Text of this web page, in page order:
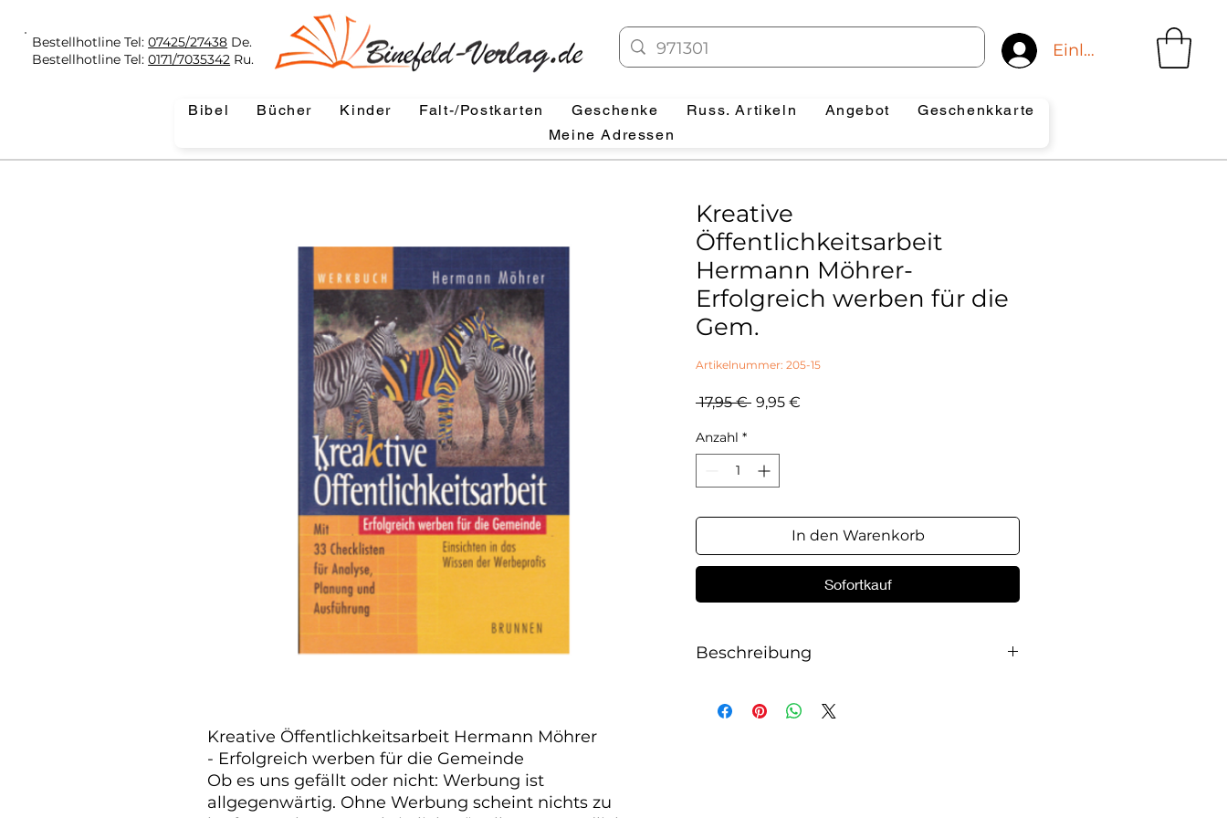
Bestellhotline Tel:07425/27438 De.
Bestellhotline Tel:0171/7035342 Ru. Einloggen
Bibel Bücher Kinder Falt-/Postkarten Geschenke Russ. Artikeln Angebot
Geschenkkarte
Meine Adressen
Kreative Öffentlichkeitsarbeit Hermann Möhrer
- Erfolgreich werben für die Gemeinde
Ob es uns gefällt oder nicht: Werbung ist
allgegenwärtig. Ohne Werbung scheint nichts zu
Kreative
Öffentlichkeitsarbeit
Hermann Möhrer-
Erfolgreich werben für die
Gem.
Artikelnummer: 205-15
17,95 € Standardpreis
9,95 €
Anzahl *
In den Warenkorb
Sofortkauf
Beschreibung